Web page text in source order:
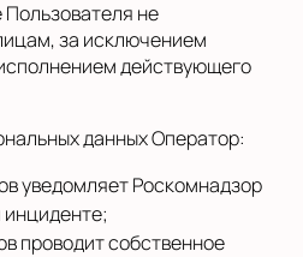
не
за исключением
действующего
данных Оператор:
уведомляет Роскомнадзор
проводит собственное